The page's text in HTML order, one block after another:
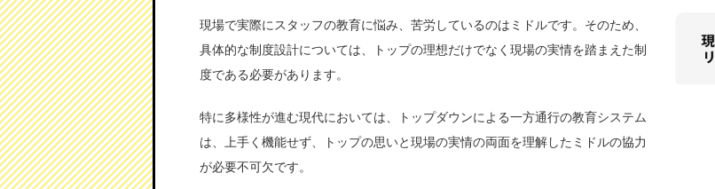
現場で実際にスタッフの教育に悩み、苦労しているのはミドルです。そのため、
具体的な制度設計については、トップの理想だけでなく現場の実情を踏まえた制
度である必要があります。
特に多様性が進む現代においては、トップダウンによる一方通行の教育システム
は、上手く機能せず、トップの思いと現場の実情の両面を理解したミドルの協力
が必要不可欠です。